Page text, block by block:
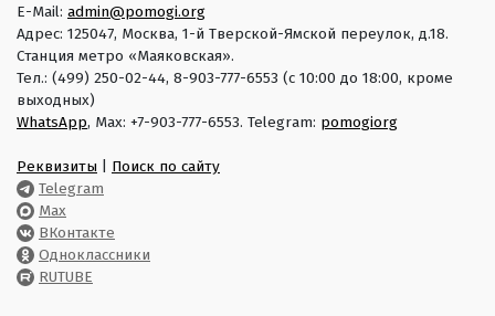
E-Mail: admin@pomogi.org
Адрес: 125047, Москва, 1-й Тверской-Ямской переулок, д.18.
Станция метро «Маяковская».
Тел.: (499) 250-02-44, 8-903-777-6553 (с 10:00 до 18:00, кроме
выходных)
WhatsApp, Max: +7-903-777-6553. Telegram: pomogiorg
Реквизиты
Поиск по сайту
Telegram
Max
ВКонтакте
Одноклассники
RUTUBE